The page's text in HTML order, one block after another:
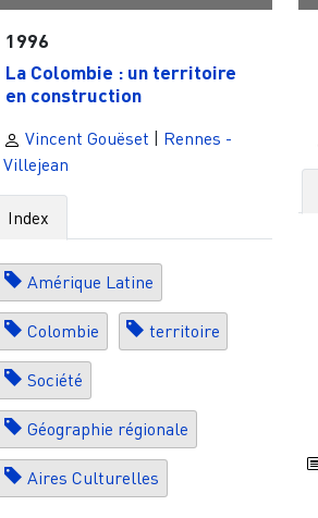
1996
La Colombie : un territoire
en construction
Vincent Gouëset
Rennes -
Villejean
Index
Amérique Latine
Colombie territoire
Société
Géographie régionale
Aires Culturelles